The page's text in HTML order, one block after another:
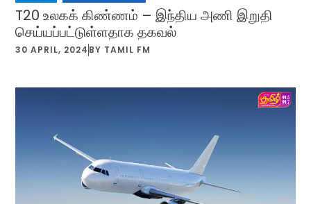
T20 உலகக் கிண்ணம் – இந்திய அணி இறுதி
செய்யப்பட்டுள்ளதாக தகவல்
30 APRIL, 2024 BY TAMIL FM